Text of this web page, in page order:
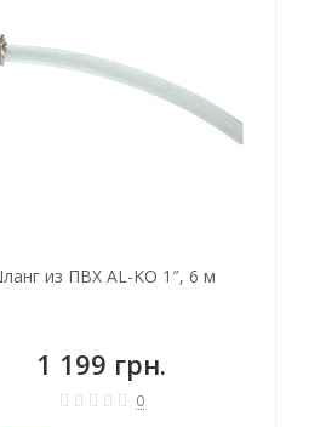
из ПВХ AL-KO 1″, 6 м
1 199 грн.
0